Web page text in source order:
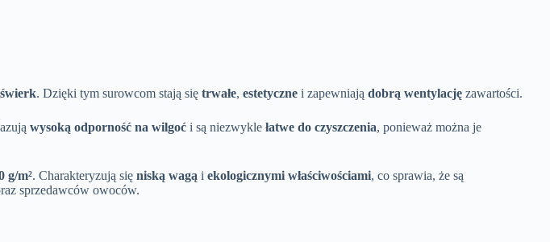
świerk. Dzięki tym surowcom stają się trwałe, estetyczne i zapewniają dobrą wentylację zawartości.
wysoką odporność na wilgoć i są niezwykle łatwe do czyszczenia, ponieważ można je
g/m². Charakteryzują się niską wagą i ekologicznymi właściwościami, co sprawia, że są
sprzedawców owoców.